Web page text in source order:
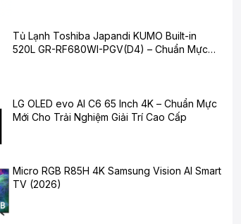
Tủ Lạnh Toshiba Japandi KUMO Built-in
520L GR-RF680WI-PGV(D4) – Chuẩn Mực
LG OLED evo AI C6 65 Inch 4K – Chuẩn Mực
Mới Cho Trải Nghiệm Giải Trí Cao Cấp
Micro RGB R85H 4K Samsung Vision AI Smart
TV (2026)